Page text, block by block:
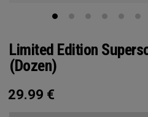
Limited Edition
(Dozen)
29.99 €